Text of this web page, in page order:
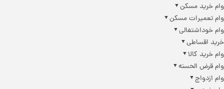
وام خرید مسکن
وام تعمیرات مسکن
وام خوداشتغالی
خرید اقساطی
وام خرید کالا
وام قرض الحسنه
وام ازدواج